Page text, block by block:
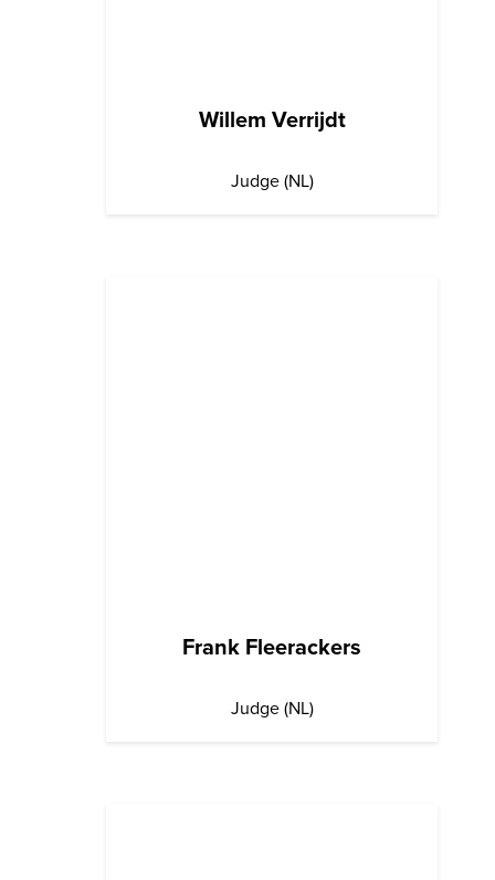
Willem Verrijdt
Judge (NL)
Frank Fleerackers
Judge (NL)